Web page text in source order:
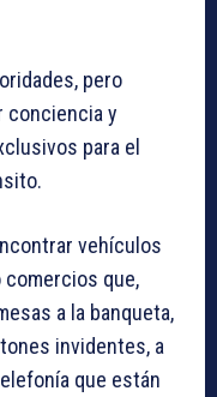
pero
conciencia y
para el
vehículos
que,
a la banqueta,
invidentes, a
que están